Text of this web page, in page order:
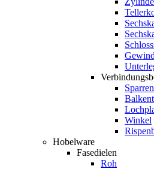
Winkel
Hobelware
Fasedielen
Roh